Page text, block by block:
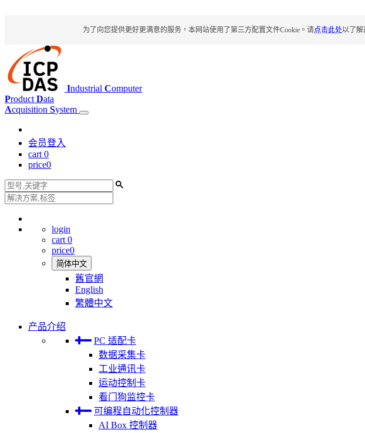
为了向您提供更好更满意的服务，本网站使用了第三方配置文件Cookie。请点击此处以了解
Industrial Computer
Product Data
Acquisition System
会员登入
cart 0
price0
login
cart 0
price0
简体中文
舊官網
English
繁體中文
产品介绍
PC 适配卡
数据采集卡
工业通讯卡
运动控制卡
看门狗监控卡
可编程自动化控制器
AI Box 控制器